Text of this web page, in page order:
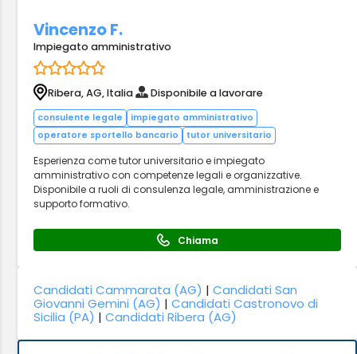
Vincenzo F.
Impiegato amministrativo
Ribera, AG, Italia Disponibile a lavorare
consulente legale
impiegato amministrativo
operatore sportello bancario
tutor universitario
Esperienza come tutor universitario e impiegato
amministrativo con competenze legali e organizzative.
Disponibile a ruoli di consulenza legale, amministrazione e
supporto formativo.
Chiama
Candidati Cammarata (AG) |Candidati San
Giovanni Gemini (AG) |Candidati Castronovo di
Sicilia (PA) |Candidati Ribera (AG)